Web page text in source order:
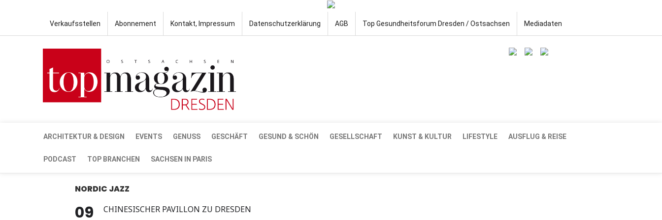
Verkaufsstellen Abonnement Kontakt, Impressum Datenschutzerklärung AGB Top Gesundheitsforum Dresden / Ostsachsen Mediadaten
ARCHITEKTUR & DESIGN EVENTS GENUSS GESCHÄFT GESUND & SCHÖN GESELLSCHAFT KUNST & KULTUR LIFESTYLE AUSFLUG & REISE
PODCAST TOP BRANCHEN SACHSEN IN PARIS
NORDIC JAZZ
09 CHINESISCHER PAVILLON ZU DRESDEN